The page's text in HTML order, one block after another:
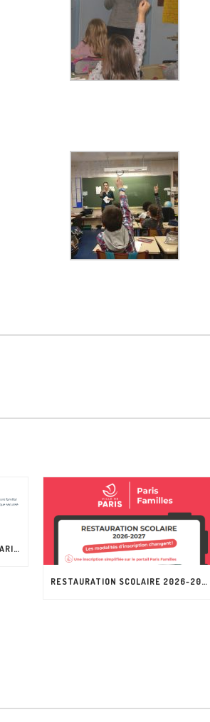
OBTENIR UN JUSTIFICATIF DE TARIF 2026-2027 PARISIEN EN TOUTE AUTONOMIE
RESTAURATION SCOLAIRE 2026-2027 LES MODALITÉS D’INSCRIPTION CHANGENT !